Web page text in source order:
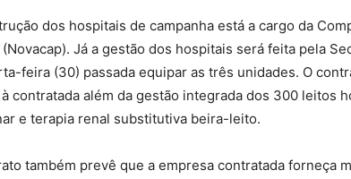
dos hospitais de campanha está a cargo da
(Novacap). Já a gestão dos hospitais será feita pela
feira (30) passada equipar as três unidades. O
contratada além da gestão integrada dos 300 leitos
e terapia renal substitutiva beira-leito.
também prevê que a empresa contratada forneça